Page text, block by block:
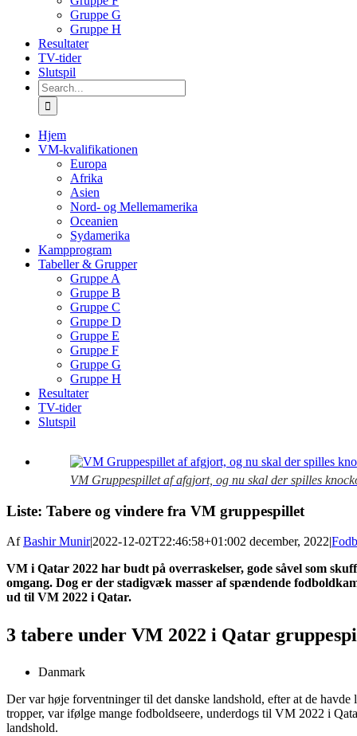
Gruppe G
Gruppe H
Resultater
TV-tider
Slutspil
Search
for:
Hjem
VM-kvalifikationen
Europa
Afrika
Asien
Nord- og Mellemamerika
Oceanien
Sydamerika
Kampprogram
Tabeller & Grupper
Gruppe A
Gruppe B
Gruppe C
Gruppe D
Gruppe E
Gruppe F
Gruppe G
Gruppe H
Resultater
TV-tider
Slutspil
VM Gruppespillet af afgjort, og nu skal der spilles
Liste: Tabere og vindere fra VM gruppespillet
AfBashir Munir|2022-12-02T22:46:58+01:002 december, 2022|
VM i Qatar 2022 har budt på overraskelser, gode såvel som
omgang. Dog er der stadigvæk masser af spændende
ud til VM 2022 i Qatar.
3 tabere under VM 2022 i Qatar
Danmark
Der var høje forventninger til det danske landshold, efter at de
tropper, var ifølge mange fodboldseere, underdogs til VM 2022 i
landshold.